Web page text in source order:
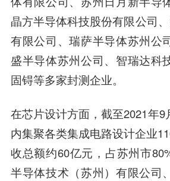
晶方半导体科技股份有限公司
有限公司、瑞萨半导体苏州公
盛半导体苏州公司、智瑞达科
固锝等多家封测企业。
在芯片设计方面，截至2021年
内集聚各类集成电路设计企业
收总额约60亿元，占苏州市
半导体技术（苏州）有限公司